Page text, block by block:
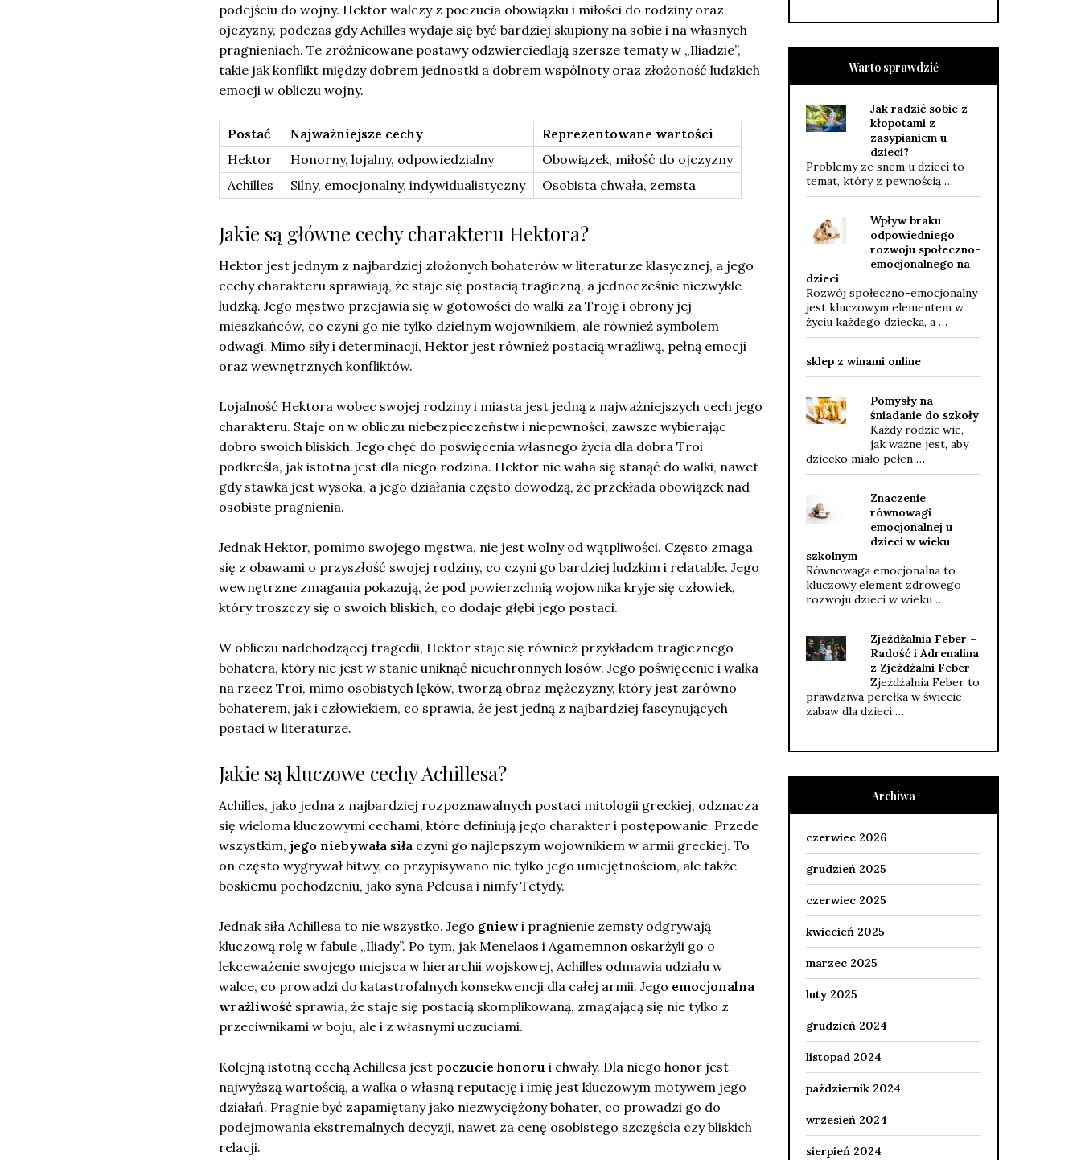
podejściu do wojny. Hektor walczy z poczucia obowiązku i miłości do rodziny oraz
ojczyzny, podczas gdy Achilles wydaje się być bardziej skupiony na sobie i na własnych
pragnieniach. Te zróżnicowane postawy odzwierciedlają szersze tematy w „Iliadzie”,
takie jak konflikt między dobrem jednostki a dobrem wspólnoty oraz złożoność ludzkich
emocji w obliczu wojny.
Postać Najważniejsze cechy
Reprezentowane wartości
Hektor
Honorny, lojalny, odpowiedzialny
Obowiązek, miłość do ojczyzny
Achilles
Silny, emocjonalny, indywidualistyczny Osobista chwała, zemsta
Jakie są główne cechy charakteru Hektora?
Hektor jest jednym z najbardziej złożonych bohaterów w literaturze klasycznej, a jego
cechy charakteru sprawiają, że staje się postacią tragiczną, a jednocześnie niezwykle
ludzką. Jego męstwo przejawia się w gotowości do walki za Troję i obrony jej
mieszkańców, co czyni go nie tylko dzielnym wojownikiem, ale również symbolem
odwagi. Mimo siły i determinacji, Hektor jest również postacią wrażliwą, pełną emocji
oraz wewnętrznych konfliktów.
Lojalność Hektora wobec swojej rodziny i miasta jest jedną z najważniejszych cech jego
charakteru. Staje on w obliczu niebezpieczeństw i niepewności, zawsze wybierając
dobro swoich bliskich. Jego chęć do poświęcenia własnego życia dla dobra Troi
podkreśla, jak istotna jest dla niego rodzina. Hektor nie waha się stanąć do walki, nawet
gdy stawka jest wysoka, a jego działania często dowodzą, że przekłada obowiązek nad
osobiste pragnienia.
Jednak Hektor, pomimo swojego męstwa, nie jest wolny od wątpliwości. Często zmaga
się z obawami o przyszłość swojej rodziny, co czyni go bardziej ludzkim i relatable. Jego
wewnętrzne zmagania pokazują, że pod powierzchnią wojownika kryje się człowiek,
który troszczy się o swoich bliskich, co dodaje głębi jego postaci.
W obliczu nadchodzącej tragedii, Hektor staje się również przykładem tragicznego
bohatera, który nie jest w stanie uniknąć nieuchronnych losów. Jego poświęcenie i walka
na rzecz Troi, mimo osobistych lęków, tworzą obraz mężczyzny, który jest zarówno
bohaterem, jak i człowiekiem, co sprawia, że jest jedną z najbardziej fascynujących
postaci w literaturze.
Jakie są kluczowe cechy Achillesa?
Achilles, jako jedna z najbardziej rozpoznawalnych postaci mitologii greckiej, odznacza
się wieloma kluczowymi cechami, które definiują jego charakter i postępowanie. Przede
wszystkim, jego niebywała siła czyni go najlepszym wojownikiem w armii greckiej. To
on często wygrywał bitwy, co przypisywano nie tylko jego umiejętnościom, ale także
boskiemu pochodzeniu, jako syna Peleusa i nimfy Tetydy.
Jednak siła Achillesa to nie wszystko. Jego gniew i pragnienie zemsty odgrywają
kluczową rolę w fabule „Iliady”. Po tym, jak Menelaos i Agamemnon oskarżyli go o
lekceważenie swojego miejsca w hierarchii wojskowej, Achilles odmawia udziału w
walce, co prowadzi do katastrofalnych konsekwencji dla całej armii. Jego emocjonalna
wrażliwość sprawia, że staje się postacią skomplikowaną, zmagającą się nie tylko z
przeciwnikami w boju, ale i z własnymi uczuciami.
Kolejną istotną cechą Achillesa jest poczucie honoru i chwały. Dla niego honor jest
najwyższą wartością, a walka o własną reputację i imię jest kluczowym motywem jego
działań. Pragnie być zapamiętany jako niezwyciężony bohater, co prowadzi go do
podejmowania ekstremalnych decyzji, nawet za cenę osobistego szczęścia czy bliskich
relacji.
Warto sprawdzić
Jak radzić sobie z
kłopotami z
zasypianiem u
dzieci?
Problemy ze snem u dzieci to
temat, który z pewnością …
Wpływ braku
odpowiedniego
rozwoju społeczno-
emocjonalnego na
dzieci
Rozwój społeczno-emocjonalny
jest kluczowym elementem w
życiu każdego dziecka, a …
sklep z winami online
Pomysły na
śniadanie do szkoły
Każdy rodzic wie,
jak ważne jest, aby
dziecko miało pełen …
Znaczenie
równowagi
emocjonalnej u
dzieci w wieku
szkolnym
Równowaga emocjonalna to
kluczowy element zdrowego
rozwoju dzieci w wieku …
Zjeżdżalnia Feber –
Radość i Adrenalina
z Zjeżdżalni Feber
Zjeżdżalnia Feber to
prawdziwa perełka w świecie
zabaw dla dzieci …
Archiwa
czerwiec 2026
grudzień 2025
czerwiec 2025
kwiecień 2025
marzec 2025
luty 2025
grudzień 2024
listopad 2024
październik 2024
wrzesień 2024
sierpień 2024